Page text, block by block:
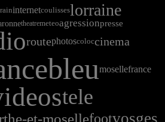
internetcoulisseslorraine
theatremeteoagressionpresse
routephotoscoloccinema
mosellefrance
tele
et-mosellefootvosges